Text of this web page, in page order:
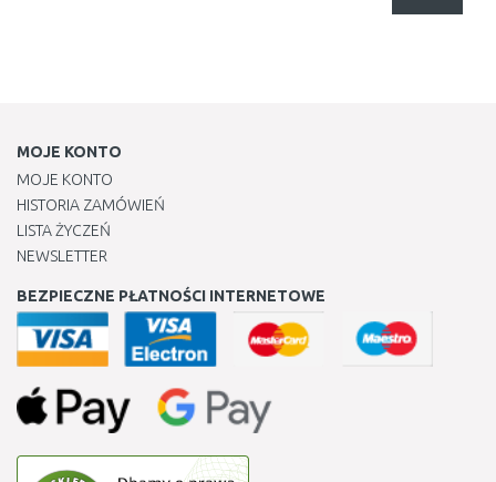
MOJE KONTO
MOJE KONTO
HISTORIA ZAMÓWIEŃ
LISTA ŻYCZEŃ
NEWSLETTER
BEZPIECZNE PŁATNOŚCI INTERNETOWE